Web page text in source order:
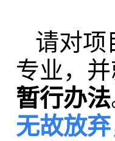
请对项
专业，
暂行办法
无故放弃